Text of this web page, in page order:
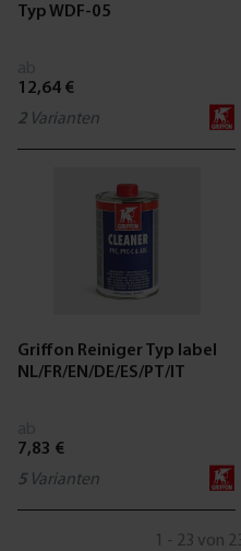
Typ WDF-05
12,64 €
2 Varianten
Griffon Reiniger Typ label
NL/FR/EN/DE/ES/PT/IT
7,83 €
5 Varianten
1 - 23 von